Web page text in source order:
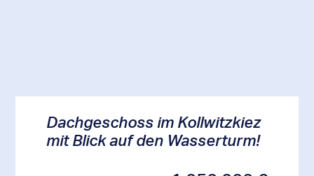
Dachgeschoss im Kollwitzkiez
mit Blick auf den Wasserturm!